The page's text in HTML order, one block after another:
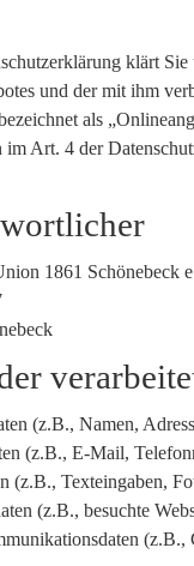
klärt
und der mit ihm
als
Art. 4 der
1861 Schönebeck
(z.B., Namen,
(z.B., E-Mail,
(z.B., Texteingaben,
(z.B., besuchte
(z.B.,